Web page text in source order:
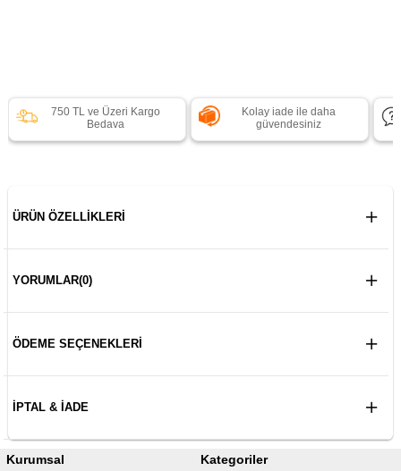
750 TL ve Üzeri Kargo
Bedava
Kolay iade ile daha
güvendesiniz
ÜRÜN ÖZELLIKLERI
YORUMLAR(0)
ÖDEME SEÇENEKLERI
İPTAL & İADE
Kurumsal Kategoriler